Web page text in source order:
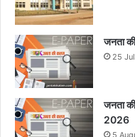
जनता
25
जनता
2026
5